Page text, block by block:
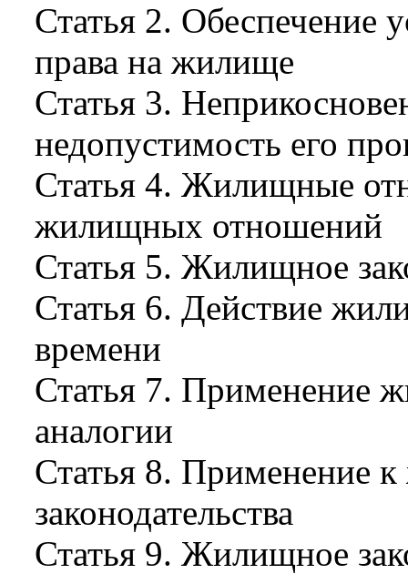
Статья 2. Обеспечение
права на жилище
Статья 3.
недопустимость его
Статья 4. Жилищные
жилищных отношений
Статья 5. Жилищное
Статья 6. Действие
времени
Статья 7. Применение
аналогии
Статья 8. Применение
законодательства
Статья 9. Жилищное